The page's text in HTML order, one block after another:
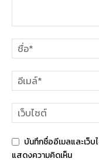
บันทึกชื่ออีเมลและเว็บ
แสดงความคิดเห็น